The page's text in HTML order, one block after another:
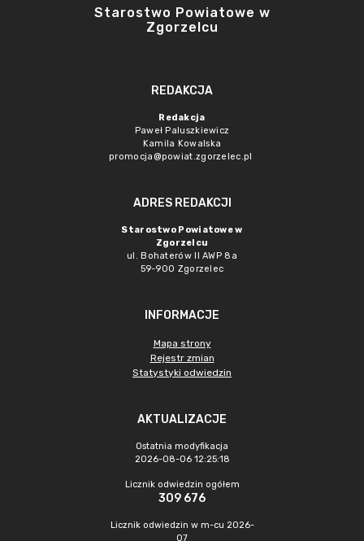
Starostwo Powiatowe w
Zgorzelcu
REDAKCJA
Redakcja
Paweł Paluszkiewicz
Kamila Kowalska
promocja@powiat.zgorzelec.pl
ADRES REDAKCJI
Starostwo Powiatowe w
Zgorzelcu
ul. Bohaterów II AWP 8a
59-900 Zgorzelec
INFORMACJE
Mapa strony
Rejestr zmian
Statystyki odwiedzin
AKTUALIZACJE
Ostatnia modyfikacja
2026-08-06 12:25:18
Licznik odwiedzin ogółem
309 676
Licznik odwiedzin w m-cu 2026-
07